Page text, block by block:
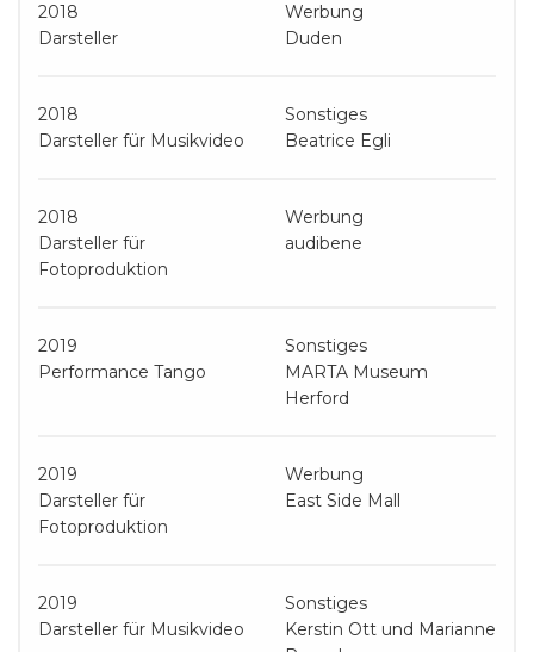
2018
Werbung
Darsteller
Duden
2018
Sonstiges
Darsteller für Musikvideo
Beatrice Egli
2018
Werbung
Darsteller für
Fotoproduktion
audibene
2019
Sonstiges
Performance Tango
MARTA Museum
Herford
2019
Werbung
Darsteller für
Fotoproduktion
East Side Mall
2019
Sonstiges
Darsteller für Musikvideo
Kerstin Ott und Marianne